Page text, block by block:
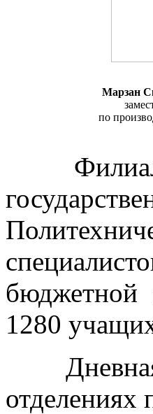
Марзан
по
бюджетной
1280
отделениях